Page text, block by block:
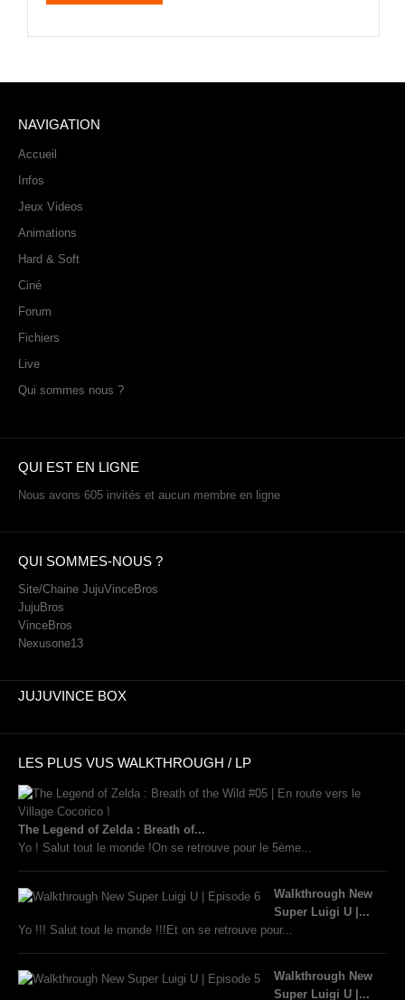
NAVIGATION
Accueil
Infos
Jeux Videos
Animations
Hard & Soft
Ciné
Forum
Fichiers
Live
Qui sommes nous ?
QUI EST EN LIGNE
Nous avons 605 invités et aucun membre en ligne
QUI SOMMES-NOUS ?
Site/Chaine JujuVinceBros
JujuBros
VinceBros
Nexusone13
JUJUVINCE BOX
LES PLUS VUS WALKTHROUGH / LP
The Legend of Zelda : Breath of...
Yo ! Salut tout le monde !On se retrouve pour le 5ème...
Walkthrough New
Super Luigi U |...
Yo !!! Salut tout le monde !!!Et on se retrouve pour...
Walkthrough New
Super Luigi U |...